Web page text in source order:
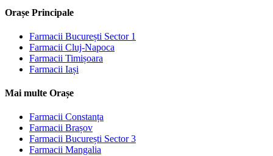
Orașe Principale
Farmacii București Sector 1
Farmacii Cluj-Napoca
Farmacii Timișoara
Farmacii Iași
Mai multe Orașe
Farmacii Constanța
Farmacii Brașov
Farmacii București Sector 3
Farmacii Mangalia